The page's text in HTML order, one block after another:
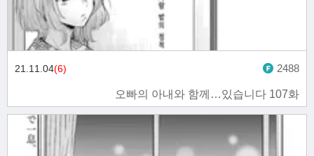
오빠의 아내와 함께…있습니다 107화
21.11.04(6) 2488